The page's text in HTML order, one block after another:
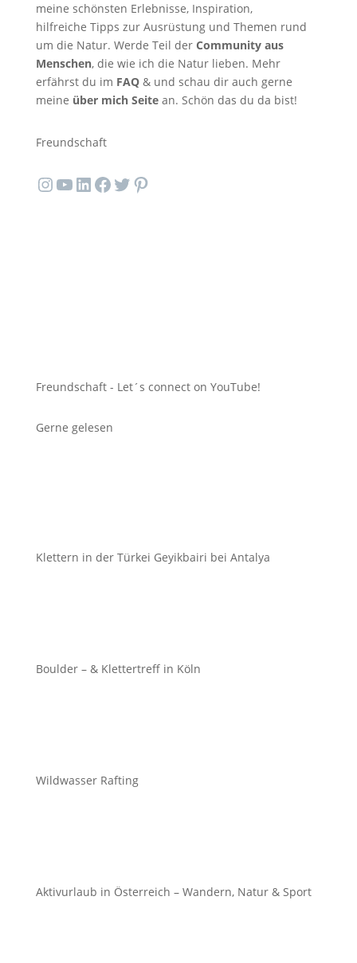
meine schönsten Erlebnisse, Inspiration,
hilfreiche Tipps zur Ausrüstung und Themen rund
um die Natur. Werde Teil der Community aus
Menschen, die wie ich die Natur lieben. Mehr
erfährst du im FAQ& und schau dir auch gerne
meine über mich Seitean. Schön das du da bist!
Freundschaft
Instagram
YouTube
LinkedIn
Facebook
Twitter
Pinterest
Freundschaft - Let´s connect on YouTube!
Gerne gelesen
Klettern in der Türkei Geyikbairi bei Antalya
Boulder – & Klettertreff in Köln
Wildwasser Rafting
Aktivurlaub in Österreich – Wandern, Natur & Sport